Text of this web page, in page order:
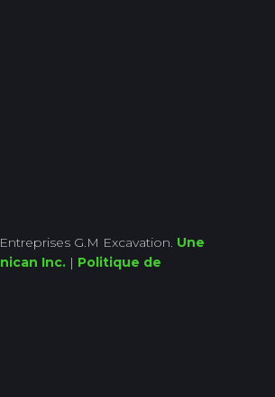
G.M Excavation. Une
Inc. | Politique de